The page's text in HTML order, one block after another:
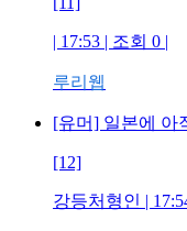
| 17:53 | 조회 0 |
루리웹
[유머] 일본에 아
[12]
강등처형인 |